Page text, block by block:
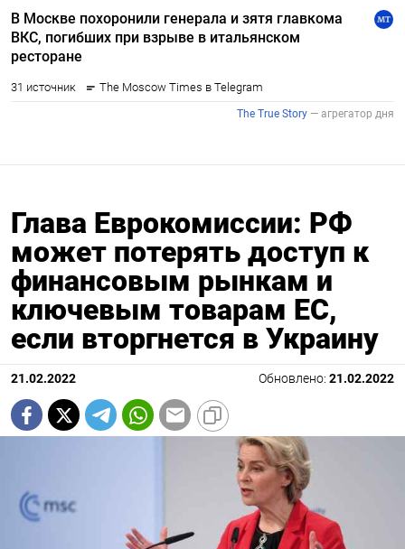
Глава Еврокомиссии: РФ
может потерять доступ к
финансовым рынкам и
ключевым товарам ЕС,
если вторгнется в Украину
21.02.2022 Обновлено: 21.02.2022